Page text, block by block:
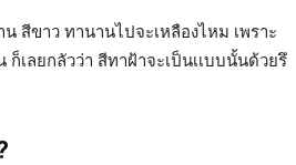
สีขาว ทานานไปจะเหลืองไหม เพราะ
เลยกลัวว่า สีทาฝ้าจะเป็นเเบบนั้นด้วยรึ